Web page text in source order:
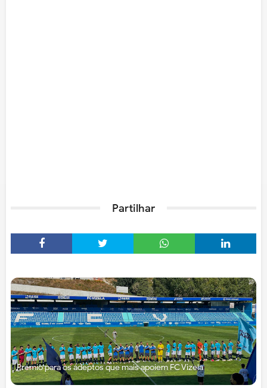
Partilhar
Prémio para os adeptos que mais apoiem FC Vizela